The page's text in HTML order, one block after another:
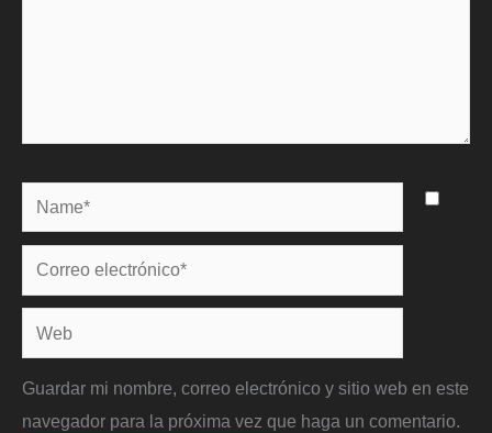
Name*
Correo
electrónico*
Web
Guardar mi nombre, correo electrónico y sitio web en este
navegador para la próxima vez que haga un comentario.